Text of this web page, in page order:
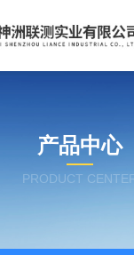
产品中心
PRODUCT